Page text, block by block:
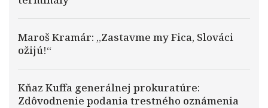
Maroš Kramár: „Zastavme my Fica, Slováci
ožijú!“
Kňaz Kuffa generálnej prokuratúre:
Zdôvodnenie podania trestného oznámenia